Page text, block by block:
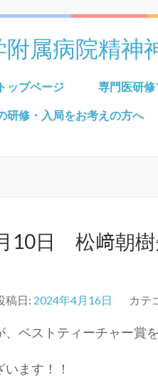
属病院精神
トップページ 専門医研
研修・入局をお考えの方へ
10日 松﨑朝樹
稿日: 2024年4月16日 カテ
ベストティーチャー賞
ます！！